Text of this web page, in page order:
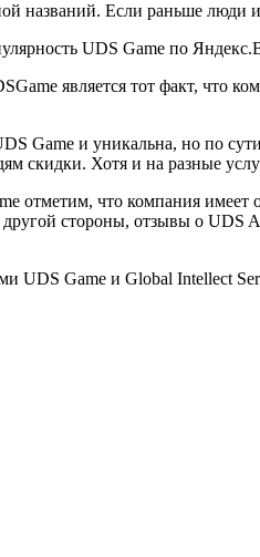
названий. Если раньше люди
UDS Game по
является тот факт, что
Game и уникальна, но по
скидки. Хотя и на разные
отметим, что компания
стороны, отзывы о UDS
UDS Game и Global Intellect